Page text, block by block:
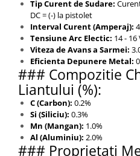
Tip Curent de Sudare:
DC = (-) la pistolet
Interval Curent (Amperaj):
Tensiune Arc Electic: 14 - 16
Viteza de Avans a Sarmei:
Eficienta Depunere Metal:
### Compozitie
Liantului (%):
C (Carbon): 0.2%
Si (Siliciu): 0.3%
Mn (Mangan): 1.0%
Al (Aluminiu): 2.0%
### Proprietati